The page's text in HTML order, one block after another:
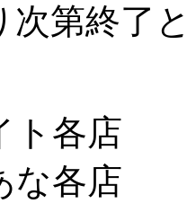
第終了
ト各店
な各店